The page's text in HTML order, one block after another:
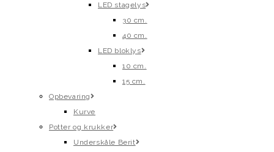
LED stagelys
30 cm.
40 cm.
LED bloklys
10 cm.
15 cm.
Opbevaring
Kurve
Potter og krukker
Underskåle Berit